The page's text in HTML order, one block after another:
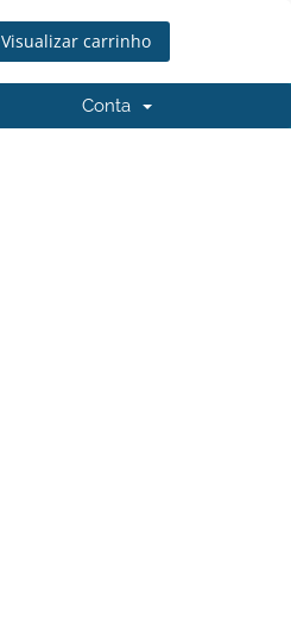
Visualizar carrinho
Conta